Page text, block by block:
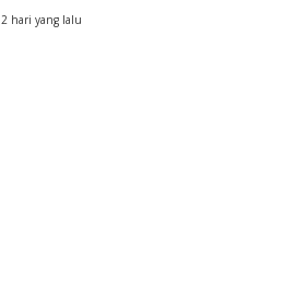
2 hari yang lalu